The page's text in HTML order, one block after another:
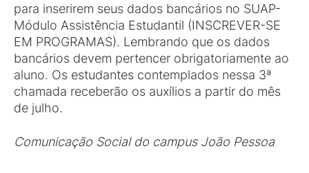
para inserirem seus dados bancários no SUAP-
Módulo Assistência Estudantil (INSCREVER-SE
EM PROGRAMAS). Lembrando que os dados
bancários devem pertencer obrigatoriamente ao
aluno. Os estudantes contemplados nessa 3ª
chamada receberão os auxílios a partir do mês
de julho.
Comunicação Social do campus João Pessoa